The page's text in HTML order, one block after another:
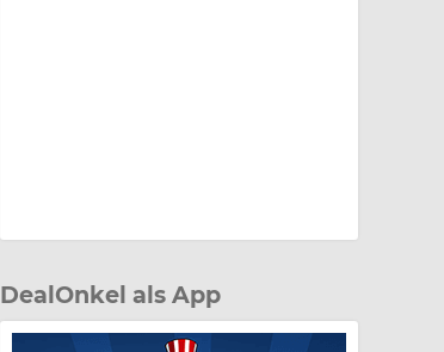
DealOnkel als App